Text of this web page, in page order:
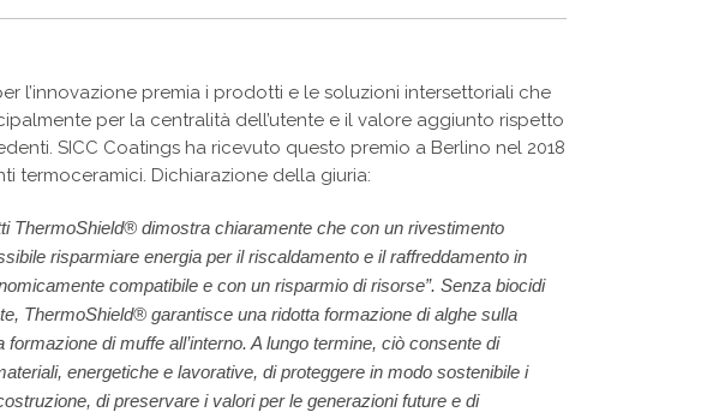
l’innovazione premia i prodotti e le soluzioni intersettoriali che
per la centralità dell’utente e il valore aggiunto rispetto
SICC Coatings ha ricevuto questo premio a Berlino nel 2018
termoceramici. Dichiarazione della giuria:
ThermoShield® dimostra chiaramente che con un rivestimento
risparmiare energia per il riscaldamento e il raffreddamento in
compatibile e con un risparmio di risorse”. Senza biocidi
ThermoShield® garantisce una ridotta formazione di alghe sulla
formazione di muffe all’interno. A lungo termine, ciò consente di
energetiche e lavorative, di proteggere in modo sostenibile i
di preservare i valori per le generazioni future e di